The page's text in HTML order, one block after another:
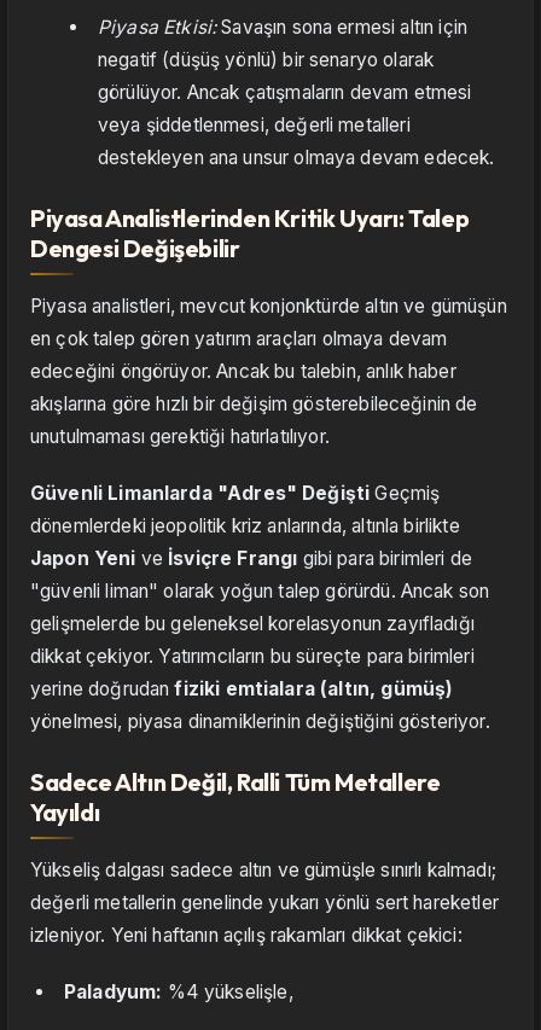
Piyasa Etkisi:Savaşın sona ermesi altın için
negatif (düşüş yönlü) bir senaryo olarak
görülüyor. Ancak çatışmaların devam etmesi
veya şiddetlenmesi, değerli metalleri
destekleyen ana unsur olmaya devam edecek.
Piyasa Analistlerinden Kritik Uyarı: Talep
Dengesi Değişebilir
Piyasa analistleri, mevcut konjonktürde altın ve gümüşün
en çok talep gören yatırım araçları olmaya devam
edeceğini öngörüyor. Ancak bu talebin, anlık haber
akışlarına göre hızlı bir değişim gösterebileceğinin de
unutulmaması gerektiği hatırlatılıyor.
Güvenli Limanlarda "Adres" Değişti Geçmiş
dönemlerdeki jeopolitik kriz anlarında, altınla birlikte
Japon Yeni ve İsviçre Frangı gibi para birimleri de
"güvenli liman" olarak yoğun talep görürdü. Ancak son
gelişmelerde bu geleneksel korelasyonun zayıfladığı
dikkat çekiyor. Yatırımcıların bu süreçte para birimleri
yerine doğrudanfiziki emtialara (altın, gümüş)
yönelmesi, piyasa dinamiklerinin değiştiğini gösteriyor.
Sadece Altın Değil, Ralli Tüm Metallere
Yayıldı
Yükseliş dalgası sadece altın ve gümüşle sınırlı kalmadı;
değerli metallerin genelinde yukarı yönlü sert hareketler
izleniyor. Yeni haftanın açılış rakamları dikkat çekici:
Paladyum: %4 yükselişle,